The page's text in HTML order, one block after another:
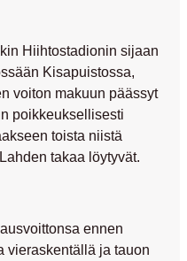
Hiihtostadionin sijaan
Kisapuistossa,
voiton makuun päässyt
poikkeuksellisesti
toista niistä
takaa löytyvät.
ennen
vieraskentällä ja tauon